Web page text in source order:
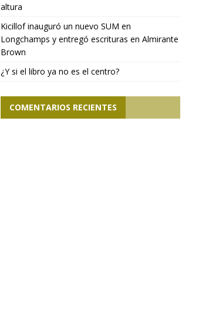
altura
Kicillof inauguró un nuevo SUM en
Longchamps y entregó escrituras en Almirante
Brown
¿Y si el libro ya no es el centro?
COMENTARIOS RECIENTES